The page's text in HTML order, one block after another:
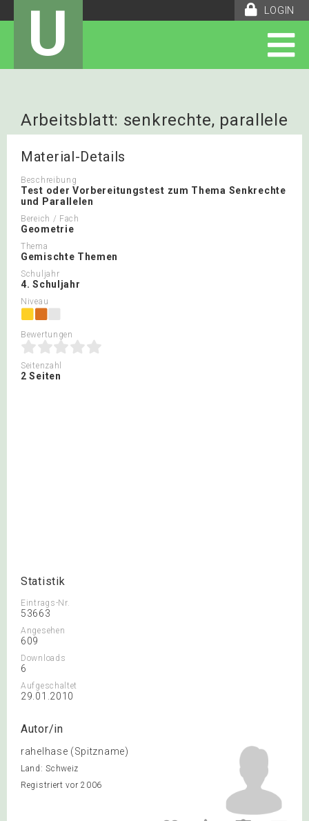
LOGIN
U
Arbeitsblatt: senkrechte, parallele
Material-Details
Beschreibung
Test oder Vorbereitungstest zum Thema Senkrechte
und Parallelen
Bereich / Fach
Geometrie
Thema
Gemischte Themen
Schuljahr
4. Schuljahr
Niveau
Bewertungen
Seitenzahl
2 Seiten
Statistik
Eintrags-Nr.
53663
Angesehen
609
Downloads
6
Aufgeschaltet
29.01.2010
Autor/in
rahelhase (Spitzname)
Land: Schweiz
Registriert vor 2006